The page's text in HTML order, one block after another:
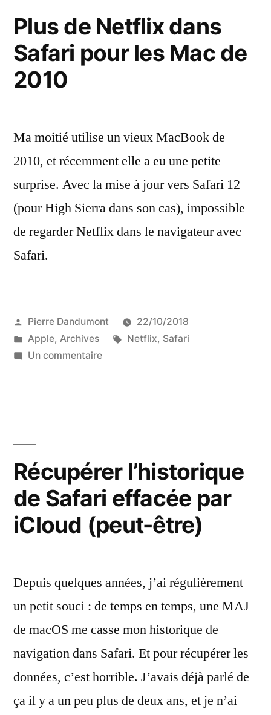
fantômes
Plus de Netflix dans
Safari pour les Mac de
2010
Ma moitié utilise un vieux MacBook de
2010, et récemment elle a eu une petite
surprise. Avec la mise à jour vers Safari 12
(pour High Sierra dans son cas), impossible
de regarder Netflix dans le navigateur avec
Safari.
Publié
par
Pierre Dandumont
22/10/2018
Publié
dans
Apple, Archives Étiquettes :
Netflix, Safari
Un commentairesur
les
Mac
de
2010
Récupérer l’historique
de Safari effacée par
iCloud (peut-être)
Depuis quelques années, j’ai régulièrement
un petit souci : de temps en temps, une MAJ
de macOS me casse mon historique de
navigation dans Safari. Et pour récupérer les
données, c’est horrible. J’avais déjà parlé de
ça il y a un peu plus de deux ans, et je n’ai